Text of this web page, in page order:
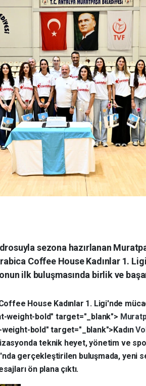
sezona hazırlanan
Coffee House Kadınlar 1.
ilk buluşmasında birlik ve
House Kadınlar 1. Ligi'nde
weight-bold" target="_blank">
bold" target="_blank">Kadın
teknik heyet, yönetim ve
gerçekleştirilen buluşmada, yeni
ön plana çıktı.